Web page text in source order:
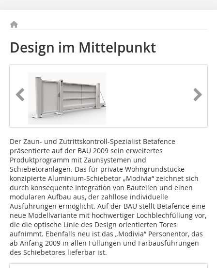
Design im Mittelpunkt
Der Zaun- und Zutrittskontroll-Spezialist Betafence
präsentierte auf der BAU 2009 sein erweitertes
Produktprogramm mit Zaunsystemen und
Schiebetoranlagen. Das für private Wohngrundstücke
konzipierte Aluminium-Schiebetor „Modivia“ zeichnet sich
durch konsequente Inte­gra­tion von Bauteilen und einen
modu­laren Aufbau aus, der zahllose individuelle
Ausführungen ermöglicht. Auf der BAU stellt Betafence eine
neue Modell­variante mit hochwertiger Lochblech­füllung vor,
die die optische Linie des Design orientierten Tores
aufnimmt. Ebenfalls neu ist das „Modivia“ Personentor, das
ab Anfang 2009 in allen Füllun­gen und Farb­ausfüh­rungen
des Schiebetores lieferbar ist.